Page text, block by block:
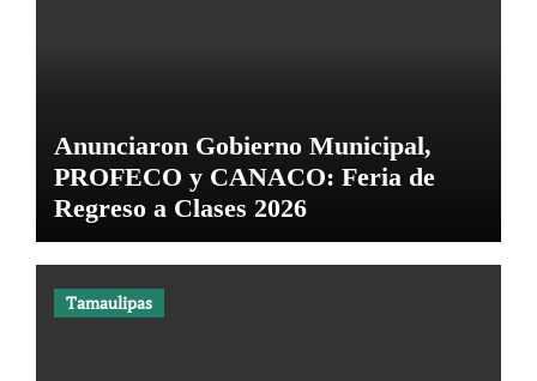
Anunciaron Gobierno Municipal,
PROFECO y CANACO: Feria de
Regreso a Clases 2026
Tamaulipas